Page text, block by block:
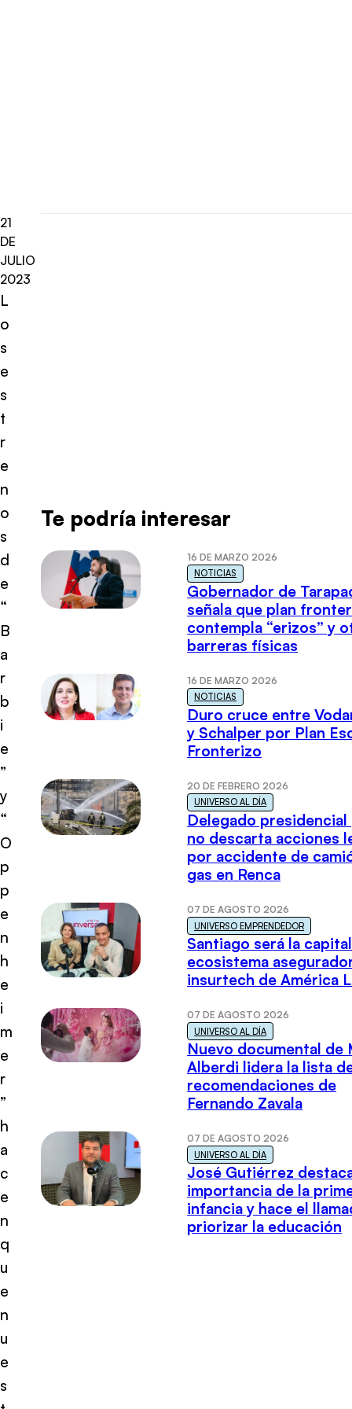
21
DE
JULIO
2023
L
o
s
e
s
t
r
e
n
o
s
d
e
“
B
a
r
b
i
e
”
y
“
O
p
p
e
n
h
e
i
m
e
r
”
h
a
c
e
n
q
u
e
n
u
e
s
Te podría interesar
16 DE MARZO 2026
NOTICIAS
Gobernador de
señala que plan
contempla “erizos” y
barreras físicas
16 DE MARZO 2026
NOTICIAS
Duro cruce entre
y Schalper por Plan
Fronterizo
20 DE FEBRERO 2026
UNIVERSO AL DÍA
Delegado presidencial
no descarta acciones
por accidente de
gas en Renca
07 DE AGOSTO 2026
UNIVERSO EMPRENDEDOR
Santiago será la
ecosistema
insurtech de América
07 DE AGOSTO 2026
UNIVERSO AL DÍA
Nuevo documental de
Alberdi lidera la lista
recomendaciones de
Fernando Zavala
07 DE AGOSTO 2026
UNIVERSO AL DÍA
José Gutiérrez
importancia de la
infancia y hace el
priorizar la educación